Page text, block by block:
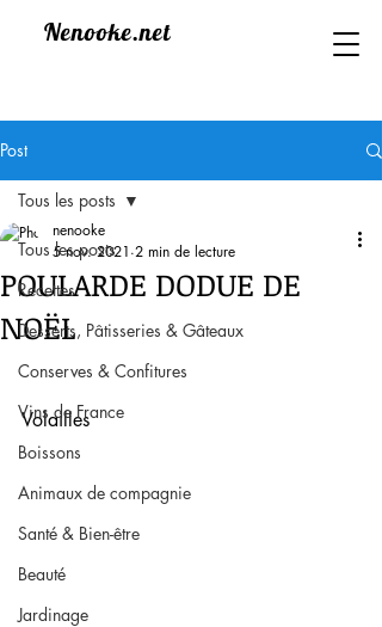
Nenooke.net
Post
Tous les posts
Recettes
Desserts, Pâtisseries & Gâteaux
Conserves & Confitures
Vins de France
Boissons
Animaux de compagnie
Santé & Bien-être
Beauté
Jardinage
Tous les posts
POULARDE DODUE DE
NOËL
nenooke
5 nov. 2021 2 min de lecture
Volailles